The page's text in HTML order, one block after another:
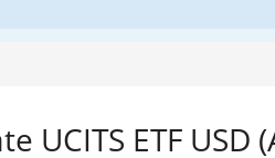
UCITS ETF USD